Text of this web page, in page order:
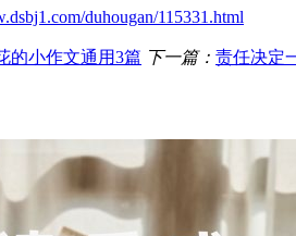
duhougan/115331.html
的小作文通用3篇 下一篇： 责任决定